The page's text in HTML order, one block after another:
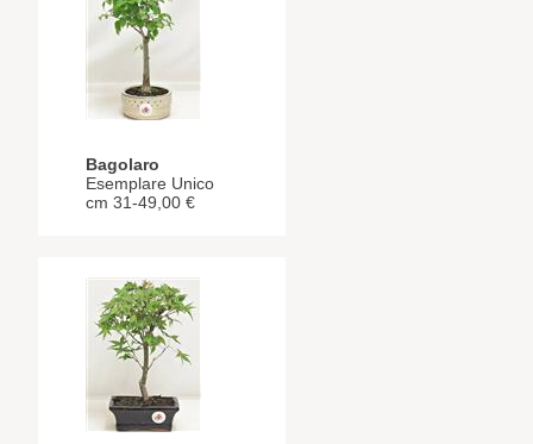
Bagolaro
Esemplare Unico
cm 31-49,00 €